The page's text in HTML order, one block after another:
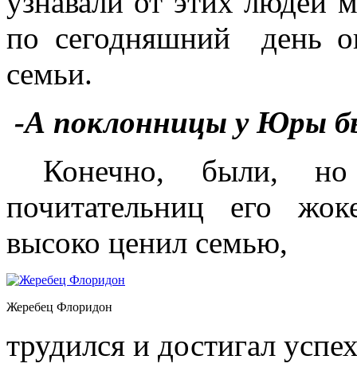
по сегодняшний день
семьи.
-А поклонницы у Юры
Конечно, были,
почитательниц его
высоко ценил семью,
Жеребец Флоридон
трудился и достигал